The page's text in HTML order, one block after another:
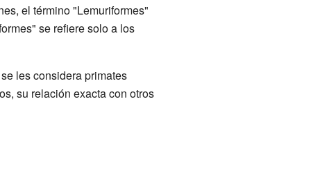
el término "Lemuriformes"
se refiere solo a los
les considera primates
su relación exacta con otros